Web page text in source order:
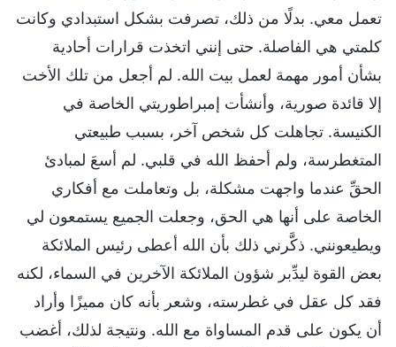
تعمل معي. بدلًا من ذلك، تصرفت بشكل استبدادي وكانت
كلمتي هي الفاصلة. حتى إنني اتخذت قرارات أحادية
بشأن أمور مهمة لعمل بيت الله. لم أجعل من تلك الأخت
إلا قائدة صورية، وأنشأت إمبراطوريتي الخاصة في
الكنيسة. تجاهلت كل شخص آخر، بسبب طبيعتي
المتغطرسة، ولم أحفظ الله في قلبي. لم أسعَ لمبادئ
الحقِّ عندما واجهت مشكلة، بل وتعاملت مع أفكاري
الخاصة على أنها هي الحق، وجعلت الجميع يستمعون لي
ويطيعونني. ذكَّرني ذلك بأن الله أعطى رئيس الملائكة
بعض القوة ليدِّبر شؤون الملائكة الآخرين في السماء، لكنه
فقد كل عقل في غطرسته، وشعر بأنه كان مميزًا وأراد
أن يكون على قدم المساواة مع الله. ونتيجة لذلك، أغضب